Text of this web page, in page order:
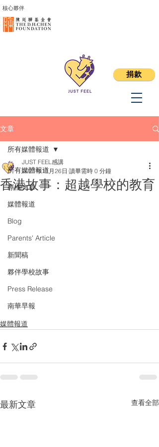
捐款
核心夥伴
文章
所有媒體報道
專欄文章
媒體報道
Blog
Parents' Article
新聞稿
夥伴學校故事
Press Release
南華早報
所有媒體報道
香港故事：超越學校的教育
JUST FEEL感講
2021年11月26日 讀畢需時 0 分鐘
媒體報道
最新文章 查看全部